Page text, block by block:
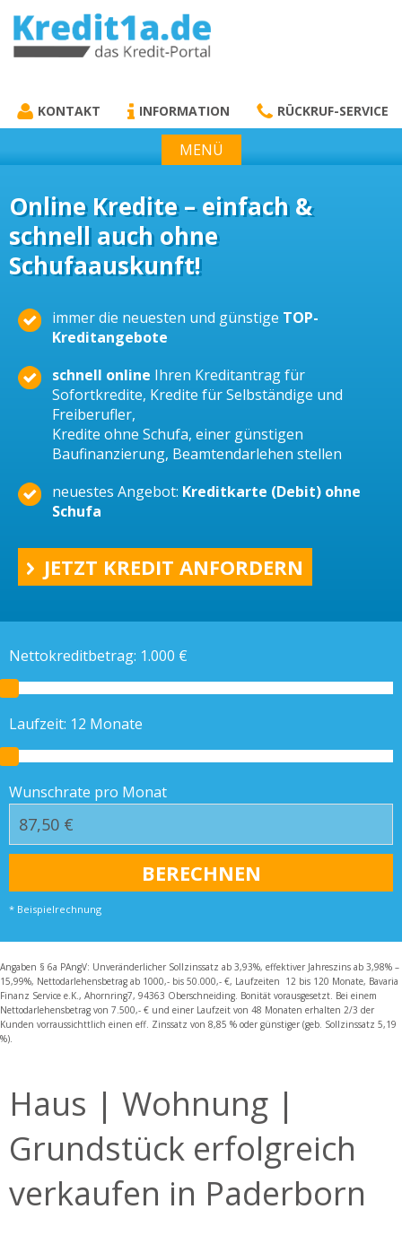
KREDIT1A.DE
KONTAKT INFORMATION RÜCKRUF-SERVICE
MENÜ
Online Kredite – einfach &
schnell auch ohne
Schufaauskunft!
immer die neuesten und günstige TOP-
Kreditangebote
schnell online Ihren Kreditantrag für
Sofortkredite, Kredite für Selbständige und
Freiberufler,
Kredite ohne Schufa, einer günstigen
Baufinanzierung, Beamtendarlehen stellen
neuestes Angebot: Kreditkarte (Debit) ohne
Schufa
JETZT KREDIT ANFORDERN
Nettokreditbetrag: 1.000 €
Laufzeit: 12 Monate
Wunschrate pro Monat
* Beispielrechnung
Angaben § 6a PAngV: Unveränderlicher Sollzinssatz ab 3,93%, effektiver Jahreszins ab 3,98% –
15,99%, Nettodarlehensbetrag ab 1000,- bis 50.000,- €, Laufzeiten 12 bis 120 Monate, Bavaria
Finanz Service e.K., Ahornring7, 94363 Oberschneiding. Bonität vorausgesetzt. Bei einem
Nettodarlehensbetrag von 7.500,- € und einer Laufzeit von 48 Monaten erhalten 2/3 der
Kunden vorraussichttlich einen eff. Zinssatz von 8,85 % oder günstiger (geb. Sollzinssatz 5,19
%).
Haus | Wohnung |
Grundstück erfolgreich
verkaufen in Paderborn